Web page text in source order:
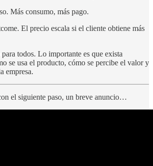
Más consumo, más pago.
El precio escala si el cliente obtiene más
todos. Lo importante es que exista
se usa el producto, cómo se percibe el valor y
empresa.
el siguiente paso, un breve anuncio…